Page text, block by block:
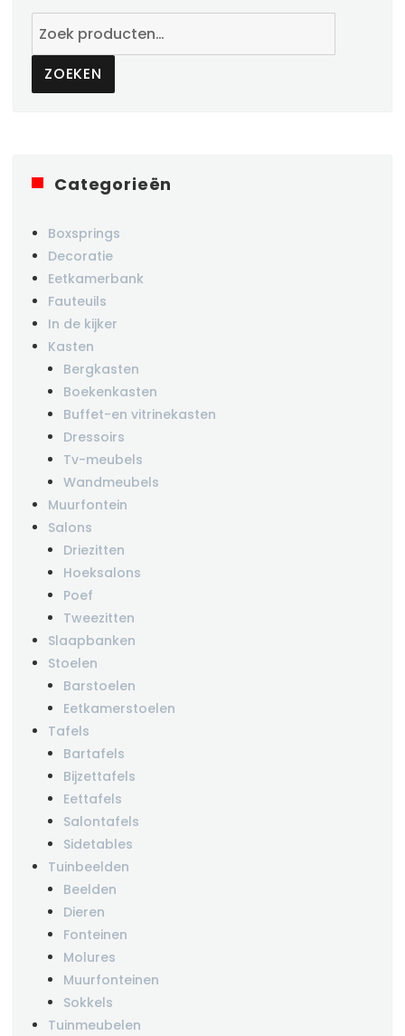
naar:
ZOEKEN
Categorieën
Boxsprings
Decoratie
Eetkamerbank
Fauteuils
In de kijker
Kasten
Bergkasten
Boekenkasten
Buffet-en vitrinekasten
Dressoirs
Tv-meubels
Wandmeubels
Muurfontein
Salons
Driezitten
Hoeksalons
Poef
Tweezitten
Slaapbanken
Stoelen
Barstoelen
Eetkamerstoelen
Tafels
Bartafels
Bijzettafels
Eettafels
Salontafels
Sidetables
Tuinbeelden
Beelden
Dieren
Fonteinen
Molures
Muurfonteinen
Sokkels
Tuinmeubelen